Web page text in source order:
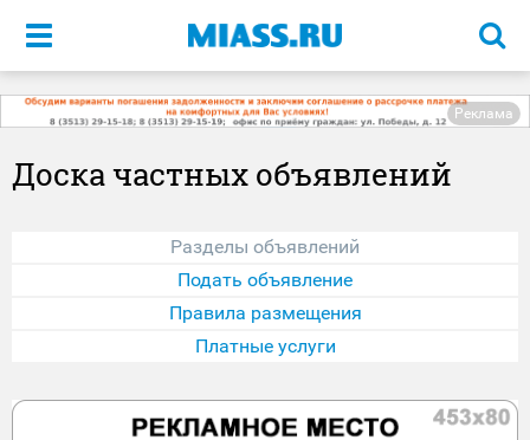
Меню
Реклама
Доска частных объявлений
Разделы объявлений
Подать объявление
Правила размещения
Платные услуги